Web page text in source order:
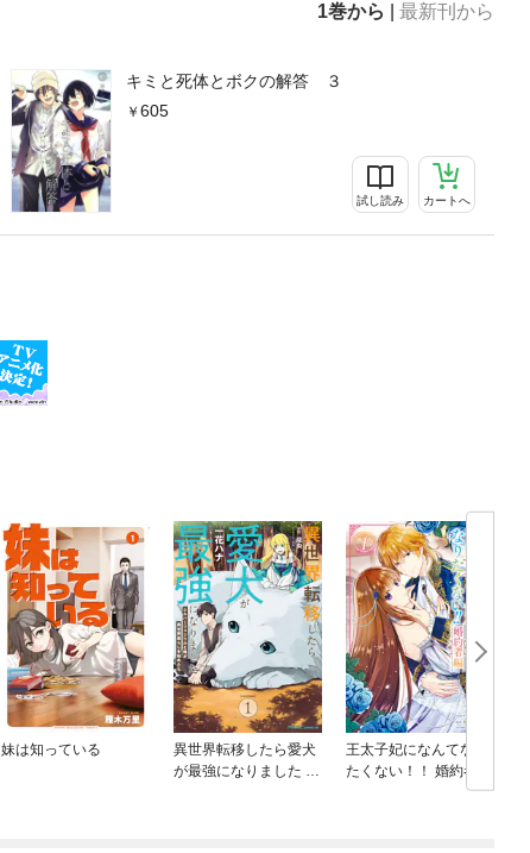
1巻から 最新刊から
キミと死体とボクの解答 ３
605
試し読み カートへ
妹は知っている
異世界転移したら愛犬
が最強になりました ～
王太子妃になんてなり
たくない！！ 婚約者編